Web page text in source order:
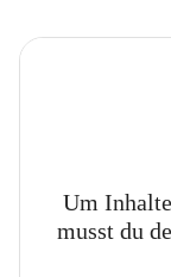
Um
musst du